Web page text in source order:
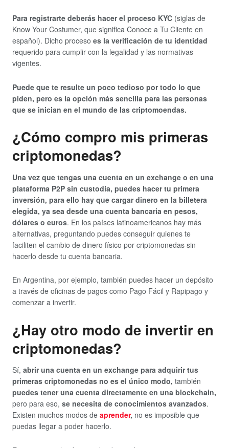
Para registrarte deberás hacer el proceso KYC (siglas de
Know Your Costumer, que significa Conoce a Tu Cliente en
español). Dicho proceso es la verificación de tu identidad
requerido para cumplir con la legalidad y las normativas
vigentes.
Puede que te resulte un poco tedioso por todo lo que
piden, pero es la opción más sencilla para las personas
que se inician en el mundo de las criptomoendas.
¿Cómo compro mis primeras
criptomonedas?
Una vez que tengas una cuenta en un exchange o en una
plataforma P2P sin custodia, puedes hacer tu primera
inversión, para ello hay que cargar dinero en la billetera
elegida, ya sea desde una cuenta bancaria en pesos,
dólares o euros. En los países latinoamericanos hay más
alternativas, preguntando puedes conseguir quienes te
faciliten el cambio de dinero físico por criptomonedas sin
hacerlo desde tu cuenta bancaria.
En Argentina, por ejemplo, también puedes hacer un depósito
a través de oficinas de pagos como Pago Fácil y Rapipago y
comenzar a invertir.
¿Hay otro modo de invertir en
criptomonedas?
Sí, abrir una cuenta en un exchange para adquirir tus
primeras criptomonedas no es el único modo, también
puedes tener una cuenta directamente en una blockchain,
pero para eso, se necesita de conocimientos avanzados.
Existen muchos modos de aprender, no es imposible que
puedas llegar a poder hacerlo.